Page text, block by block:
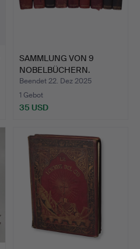
SAMMLUNG VON 9
NOBELBÜCHERN.
Beendet 22. Dez 2025
1 Gebot
35 USD